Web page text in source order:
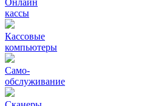
Онлайн
кассы
Кассовые
компьютеры
Само-
обслуживание